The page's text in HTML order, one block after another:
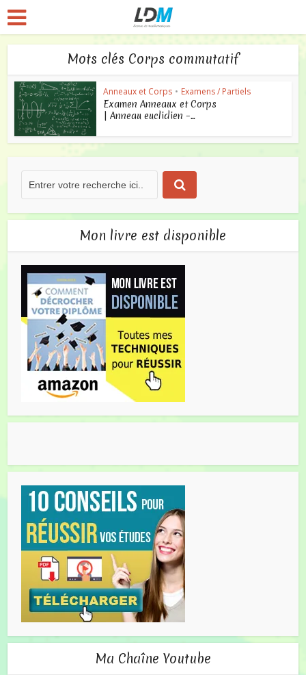
Mots clés Corps commutatif
Anneaux et Corps • Examens / Partiels
Examen Anneaux et Corps
| Anneau euclidien –...
Mon livre est disponible
Ma Chaîne Youtube